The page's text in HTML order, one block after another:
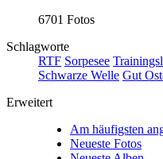
6701 Fotos
Schlagworte
RTF Sorpesee
Schwarze Welle Gut
Erweitert
Am häufigsten
Neueste Fotos